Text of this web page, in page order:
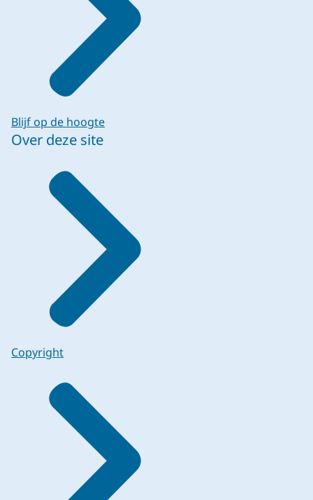
Blijf op de hoogte
Over deze site
Copyright